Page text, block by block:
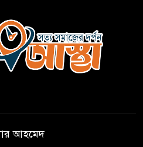
সক্রিয় অংশগ্রহণই জুলাই
ত্বরান্বিত করেছিল
সম্ভাব্য সফর ঘিরে
ইয়াবাসহ আটক-১
আহমেদ